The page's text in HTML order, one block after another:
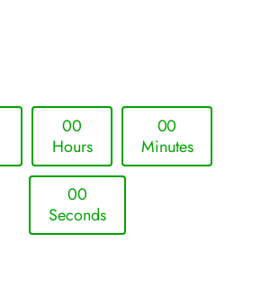
00
Hours
00
Minutes
00
Seconds